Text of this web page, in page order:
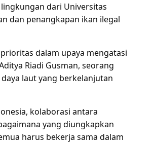
dari Universitas
dan penangkapan ikan ilegal
dalam upaya mengatasi
Riadi Gusman, seorang
laut yang berkelanjutan
kolaborasi antara
yang diungkapkan
harus bekerja sama dalam